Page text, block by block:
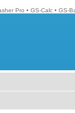
Pro • GS-Calc • GS-